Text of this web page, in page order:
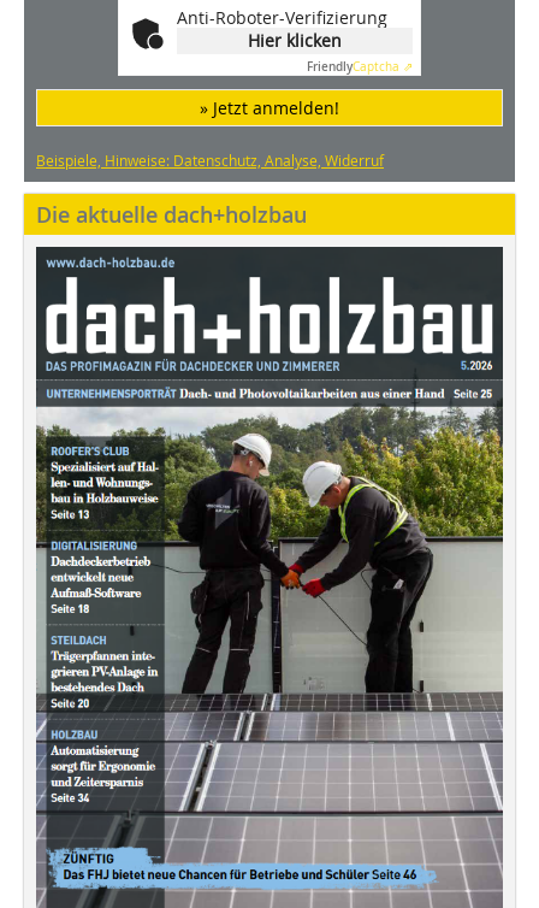
Anti-Roboter-Verifizierung
Hier klicken
FriendlyCaptcha ⇗
» Jetzt anmelden!
Beispiele, Hinweise: Datenschutz, Analyse, Widerruf
Die aktuelle dach+holzbau